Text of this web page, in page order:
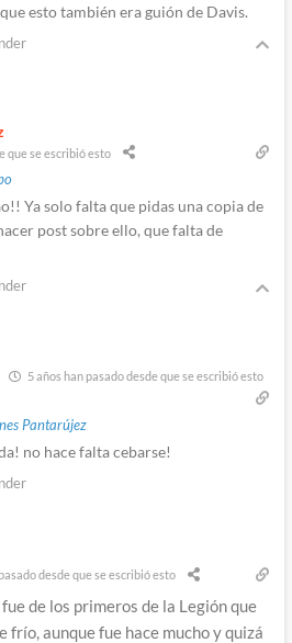
esto también era guión de Davis.
que se escribió esto
Ya solo falta que pidas una copia de
post sobre ello, que falta de
5 años han pasado desde que se escribió esto
Pantarújez
no hace falta cebarse!
desde que se escribió esto
de los primeros de la Legión que
frío, aunque fue hace mucho y quizá